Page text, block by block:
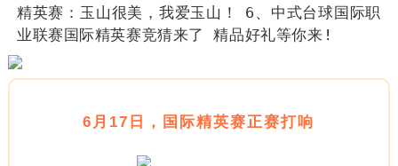
精英赛：玉山很美，我爱玉山！
6、中式台球国际职
业联赛国际精英赛竞猜来了 精品好礼等你来!
6月17日，国际精英赛正赛打响